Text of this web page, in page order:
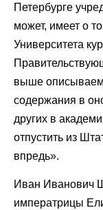
Петербурге
может, имеет о
Университета
выше
содержания в
других в
отпустить из
впредь».
Иван Иванович
императрицы